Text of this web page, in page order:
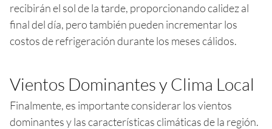
recibirán el sol de la tarde, proporcionando calidez al
final del día, pero también pueden incrementar los
costos de refrigeración durante los meses cálidos.
Vientos Dominantes y Clima Local
Finalmente, es importante considerar los vientos
dominantes y las características climáticas de la región.